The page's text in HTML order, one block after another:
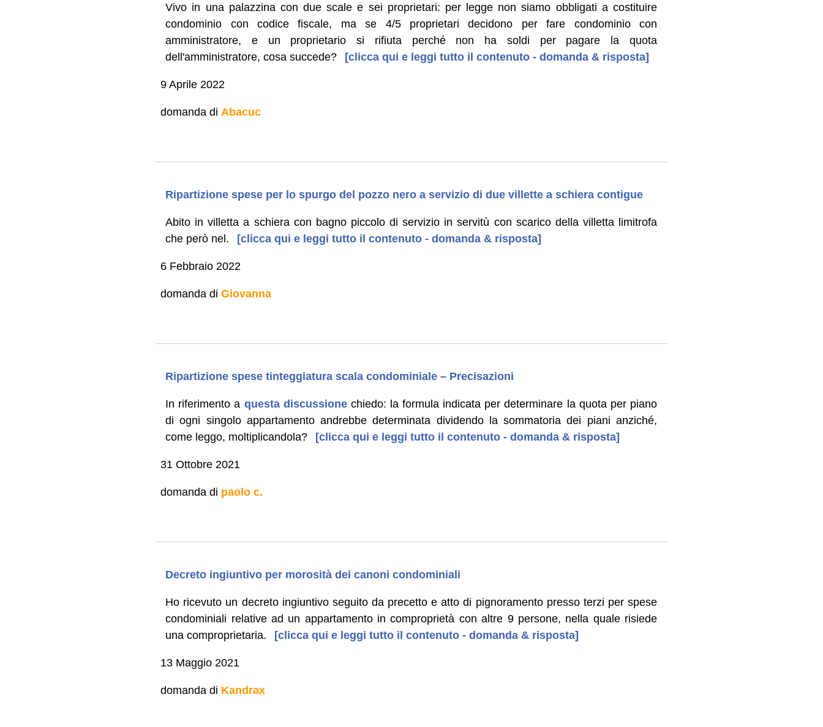
Vivo in una palazzina con due scale e sei proprietari: per legge non siamo obbligati a costituire
condominio con codice fiscale, ma se 4/5 proprietari decidono per fare condominio con
amministratore, e un proprietario si rifiuta perché non ha soldi per pagare la quota
dell'amministratore, cosa succede?
[clicca qui e leggi tutto il contenuto - domanda & risposta]
9 Aprile 2022
domanda di Abacuc
Ripartizione spese per lo spurgo del pozzo nero a servizio di due villette a schiera contigue
Abito in villetta a schiera con bagno piccolo di servizio in servitù con scarico della villetta limitrofa
che però nel.
[clicca qui e leggi tutto il contenuto - domanda & risposta]
6 Febbraio 2022
domanda di Giovanna
Ripartizione spese tinteggiatura scala condominiale – Precisazioni
In riferimento a questa discussionechiedo: la formula indicata per determinare la quota per piano
di ogni singolo appartamento andrebbe determinata dividendo la sommatoria dei piani anziché,
come leggo, moltiplicandola?
[clicca qui e leggi tutto il contenuto - domanda & risposta]
31 Ottobre 2021
domanda di paolo c.
Decreto ingiuntivo per morosità dei canoni condominiali
Ho ricevuto un decreto ingiuntivo seguito da precetto e atto di pignoramento presso terzi per spese
condominiali relative ad un appartamento in comproprietà con altre 9 persone, nella quale risiede
una comproprietaria.
[clicca qui e leggi tutto il contenuto - domanda & risposta]
13 Maggio 2021
domanda di Kandrax